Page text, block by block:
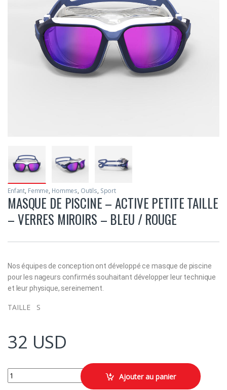
Enfant, Femme, Hommes, Outils, Sport
MASQUE DE PISCINE – ACTIVE PETITE TAILLE
– VERRES MIROIRS – BLEU / ROUGE
Nos équipes de conception ont développé ce masque de piscine
pour les nageurs confirmés souhaitant développer leur technique
et leur physique, sereinement.
TAILLE S
32 USD
MASQUE DE PISCINE - ACTIVE PETITE TAILLE - VERRES MIROIRS
Ajouter au panier